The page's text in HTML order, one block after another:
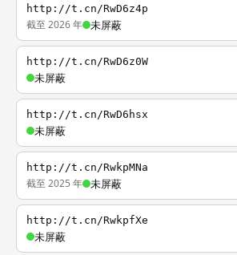
http://t.cn/RwD6z4p
截至 2026 年 未屏蔽
http://t.cn/RwD6z0W
未屏蔽
http://t.cn/RwD6hsx
未屏蔽
http://t.cn/RwkpMNa
截至 2025 年 未屏蔽
http://t.cn/RwkpfXe
未屏蔽